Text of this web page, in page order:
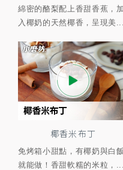
綿密的酪梨配上香甜香蕉，加
入椰奶的天然椰香，呈現美...
椰香米布丁
免烤箱小甜點，有椰奶與白飯
就能做！香甜軟糯的米粒，...